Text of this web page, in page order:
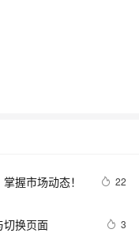
握市场动态！ 22
切换页面 3